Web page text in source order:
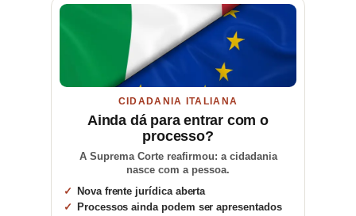
CIDADANIA ITALIANA
Ainda dá para entrar com o
processo?
A Suprema Corte reafirmou: a cidadania
nasce com a pessoa.
Nova frente jurídica aberta
Processos ainda podem ser apresentados